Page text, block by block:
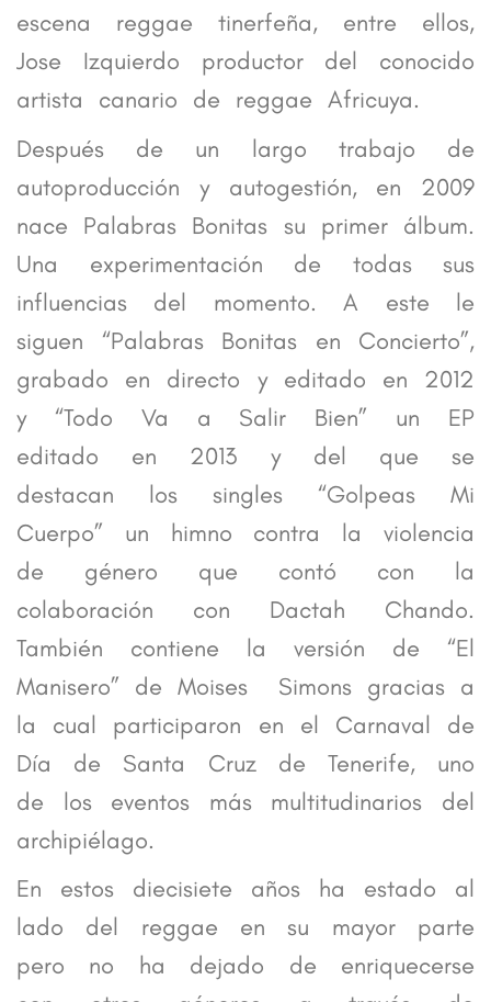
escena reggae tinerfeña, entre ellos,
Jose Izquierdo productor del conocido
artista canario de reggae Africuya.
Después de un largo trabajo de
autoproducción y autogestión, en 2009
nace Palabras Bonitas su primer álbum.
Una experimentación de todas sus
influencias del momento. A este le
siguen “Palabras Bonitas en Concierto”,
grabado en directo y editado en 2012
y “Todo Va a Salir Bien” un EP
editado en 2013 y del que se
destacan los singles “Golpeas Mi
Cuerpo” un himno contra la violencia
de género que contó con la
colaboración con Dactah Chando.
También contiene la versión de “El
Manisero” de Moises Simons gracias a
la cual participaron en el Carnaval de
Día de Santa Cruz de Tenerife, uno
de los eventos más multitudinarios del
archipiélago.
En estos diecisiete años ha estado al
lado del reggae en su mayor parte
pero no ha dejado de enriquecerse